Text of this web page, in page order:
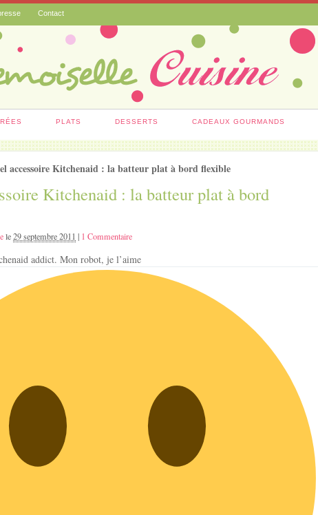
Contact
PLATS DESSERTS CADEAUX GOURMANDS
accessoire Kitchenaid : la batteur plat à bord flexible
Kitchenaid : la batteur plat à bord
le29 septembre 2011 | 1 Commentaire
addict. Mon robot, je l’aime